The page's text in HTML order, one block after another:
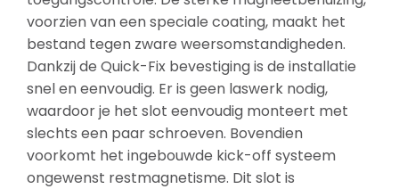
voorzien van een speciale coating, maakt het
bestand tegen zware weersomstandigheden.
Dankzij de Quick-Fix bevestiging is de installatie
snel en eenvoudig. Er is geen laswerk nodig,
waardoor je het slot eenvoudig monteert met
slechts een paar schroeven. Bovendien
voorkomt het ingebouwde kick-off systeem
ongewenst restmagnetisme. Dit slot is